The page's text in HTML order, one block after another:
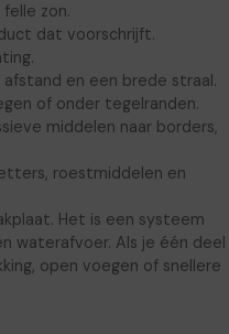
zon.
dat voorschrijft.
en een brede straal.
of onder tegelranden.
middelen naar borders,
roestmiddelen en
Het is een systeem
waterafvoer. Als je één deel
open voegen of snellere